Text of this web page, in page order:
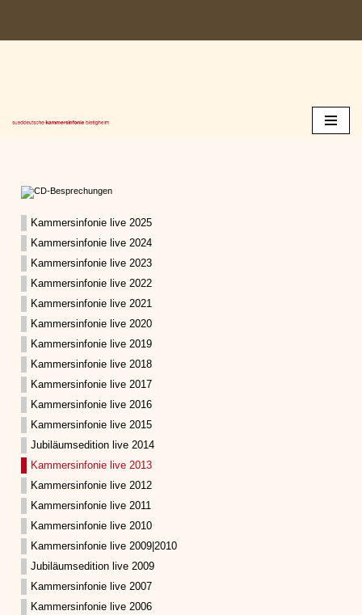
Zum
Kammersinfonie live 2025
Kammersinfonie live 2024
Kammersinfonie live 2023
Kammersinfonie live 2022
Kammersinfonie live 2021
Kammersinfonie live 2020
Kammersinfonie live 2019
Kammersinfonie live 2018
Kammersinfonie live 2017
Kammersinfonie live 2016
Kammersinfonie live 2015
Jubiläumsedition live 2014
Kammersinfonie live 2013
Kammersinfonie live 2012
Kammersinfonie live 2011
Kammersinfonie live 2010
Kammersinfonie live 2009|2010
Jubiläumsedition live 2009
Kammersinfonie live 2007
Kammersinfonie live 2006